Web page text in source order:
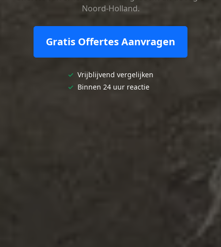
Noord-Holland.
Gratis Offertes Aanvragen
✓ Vrijblijvend vergelijken
✓ Binnen 24 uur reactie